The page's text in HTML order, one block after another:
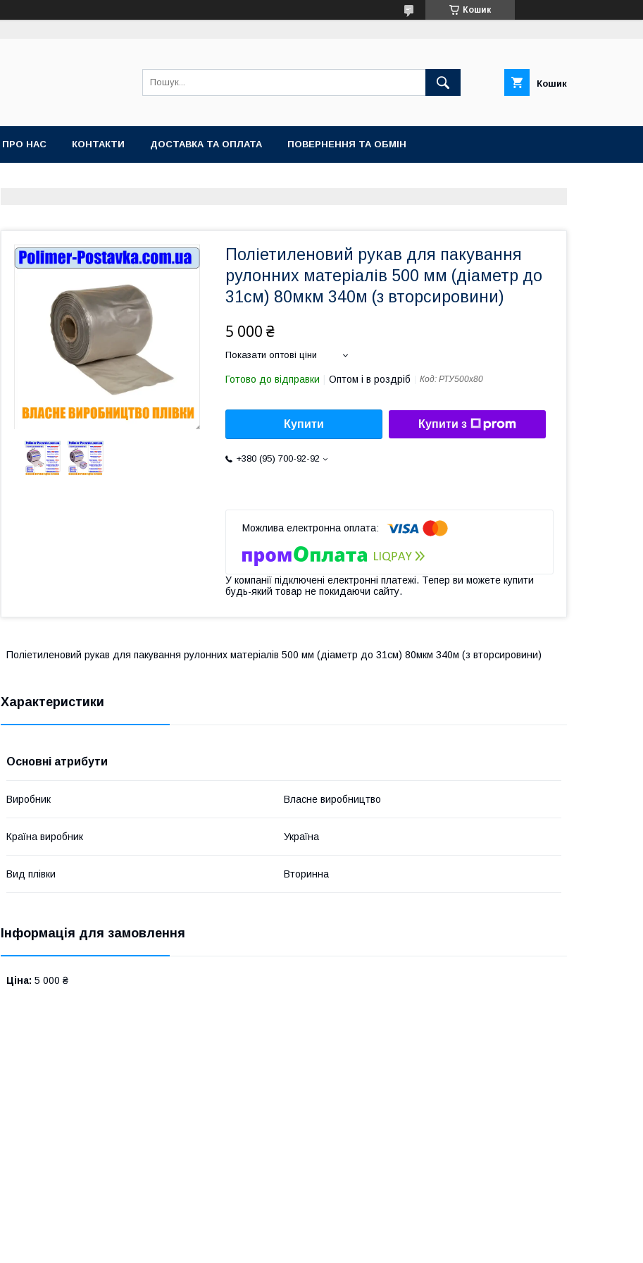
Кошик
Кошик
ПРО НАС КОНТАКТИ ДОСТАВКА ТА ОПЛАТА ПОВЕРНЕННЯ ТА ОБМІН
Поліетиленовий рукав для пакування
рулонних матеріалів 500 мм (діаметр до
31см) 80мкм 340м (з вторсировини)
5 000 ₴
Показати оптові ціни
Готово до відправки Оптом і в роздріб Код: РТУ500х80
Купити Купити з
+380 (95) 700-92-92
У компанії підключені електронні платежі. Тепер ви можете купити
будь-який товар не покидаючи сайту.
Поліетиленовий рукав для пакування рулонних матеріалів 500 мм (діаметр до 31см) 80мкм 340м (з вторсировини)
Характеристики
Основні атрибути
Виробник Власне виробництво
Країна виробник Україна
Вид плівки Вторинна
Інформація для замовлення
Ціна: 5 000 ₴